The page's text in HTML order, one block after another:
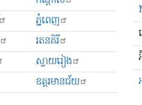
ភ្នំពេញ
រតនគិរី
ស្វាយរៀង
ឧត្ដរមានជ័យ